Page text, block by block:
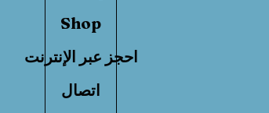
Shop
احجز عبر الإنترنت
اتصال